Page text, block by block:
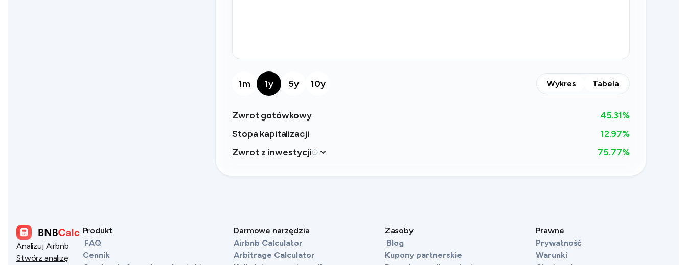
1m 1y 5y 10y Wykres Tabela
Zwrot gotówkowy 45.31%
Stopa kapitalizacji
12.97%
Zwrot z inwestycji
75.77%
Analizuj Airbnb
Stwórz analizę
Produkt
FAQ
Cennik
Darmowe narzędzia
Airbnb Calculator
Arbitrage Calculator
Zasoby
Blog
Kupony partnerskie
Prawne
Prywatność
Warunki